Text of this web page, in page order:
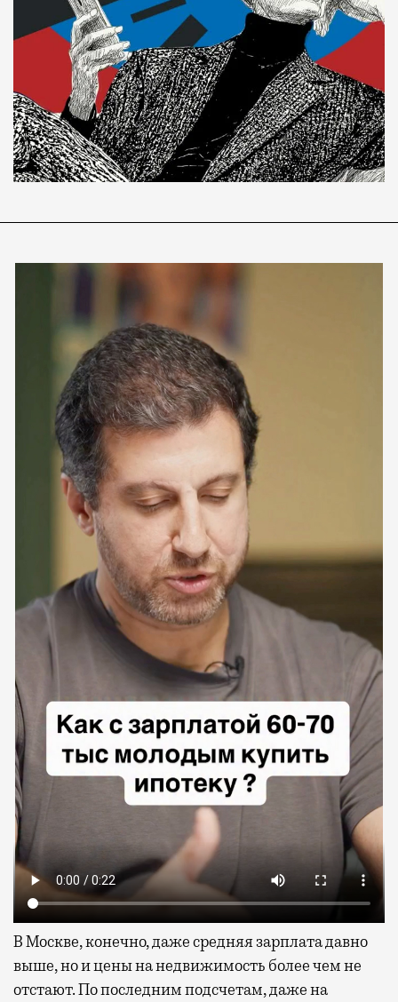
В Москве, конечно, даже средняя зарплата давно
выше, но и цены на недвижимость более чем не
отстают. По последним подсчетам, даже на